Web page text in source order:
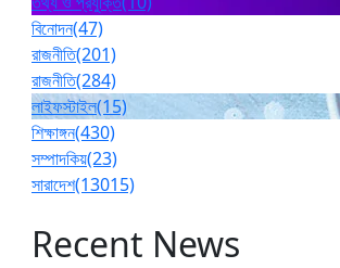
বিনোদন(47)
রাজনীতি(201)
রাজনীতি(284)
লাইফস্টাইল(15)
শিক্ষাঙ্গন(430)
সম্পাদকিয়(23)
সারাদেশ(13015)
Recent News